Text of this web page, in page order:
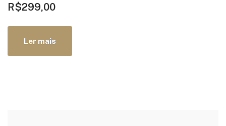
R$299,00
Ler mais